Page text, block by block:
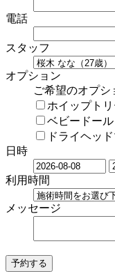
電話
スタッフ
オプション
ご希望のオプシ
ホイップト
ベビードール
ドライヘッ
日時
利用時間
メッセージ